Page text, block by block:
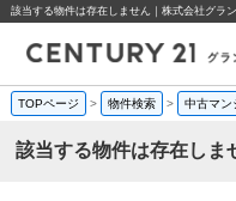
該当する物件は存在しません｜株式会社グラ
TOPページ > 物件検索 > 中古マン
該当する物件は存在しま